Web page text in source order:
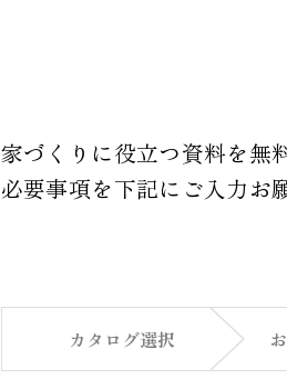
家づくりに役立つ資料を無
必要事項を下記にご入力お
カタログ選択